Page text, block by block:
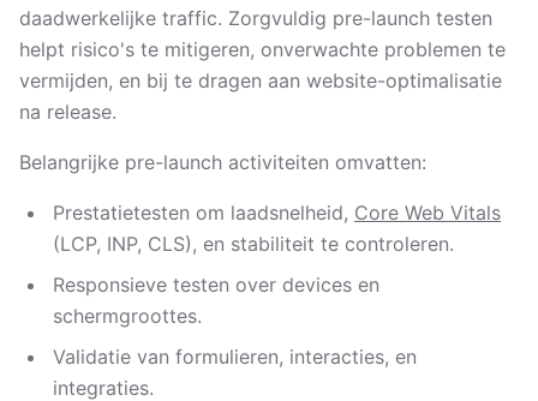
daadwerkelijke traffic. Zorgvuldig pre-launch testen
helpt risico's te mitigeren, onverwachte problemen te
vermijden, en bij te dragen aan website-optimalisatie
na release.
Belangrijke pre-launch activiteiten omvatten:
Prestatietesten om laadsnelheid, Core Web Vitals
(LCP, INP, CLS), en stabiliteit te controleren.
Responsieve testen over devices en
schermgroottes.
Validatie van formulieren, interacties, en
integraties.